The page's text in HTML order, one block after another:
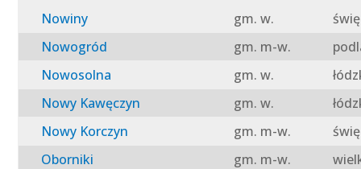
Nowiny
gm. w.
Nowogród
gm. m-w.
Nowosolna
gm. w.
Nowy Kawęczyn
gm. w.
Nowy Korczyn
gm. m-w.
Oborniki
gm. m-w.